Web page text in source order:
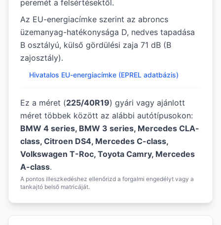
peremét a felsértésektől.
Az EU-energiacímke szerint az abroncs
üzemanyag-hatékonysága D, nedves tapadása
B osztályú, külső gördülési zaja 71 dB (B
zajosztály).
Hivatalos EU-energiacímke (EPREL adatbázis)
Ez a méret (225/40R19) gyári vagy ajánlott
méret többek között az alábbi autótípusokon:
BMW 4 series, BMW 3 series, Mercedes CLA-
class, Citroen DS4, Mercedes C-class,
Volkswagen T-Roc, Toyota Camry, Mercedes
A-class.
A pontos illeszkedéshez ellenőrizd a forgalmi engedélyt vagy a
tankajtó belső matricáját.